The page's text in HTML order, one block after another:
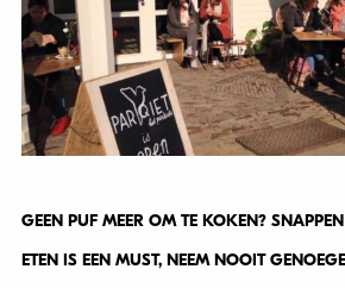
GEEN PUF MEER OM TE KOKEN?
ETEN IS EEN MUST, NEEM NOOIT